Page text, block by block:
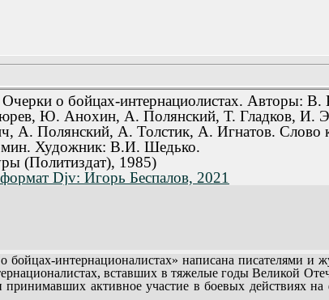
о бойцах-интернациолистах. Авторы: В.
Ю. Анохин, А. Полянский, Т. Гладков, И.
А. Полянский, А. Толстик, А. Игнатов. Слово
Художник: В.И. Шедько.
(Политиздат), 1985)
Djv: Игорь Беспалов, 2021
(57).
(69).
(135).
интернационалистах» написана писателями и
вставших в тяжелые годы Великой
активное участие в боевых действиях на